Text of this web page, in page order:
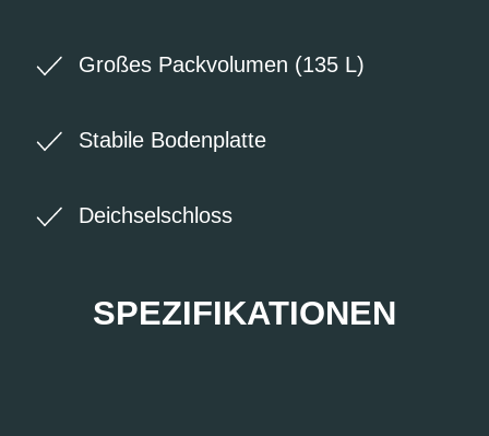
Großes Packvolumen (135 L)
Stabile Bodenplatte
Deichselschloss
SPEZIFIKATIONEN